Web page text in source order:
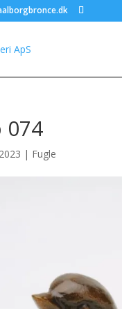
074
| Fugle